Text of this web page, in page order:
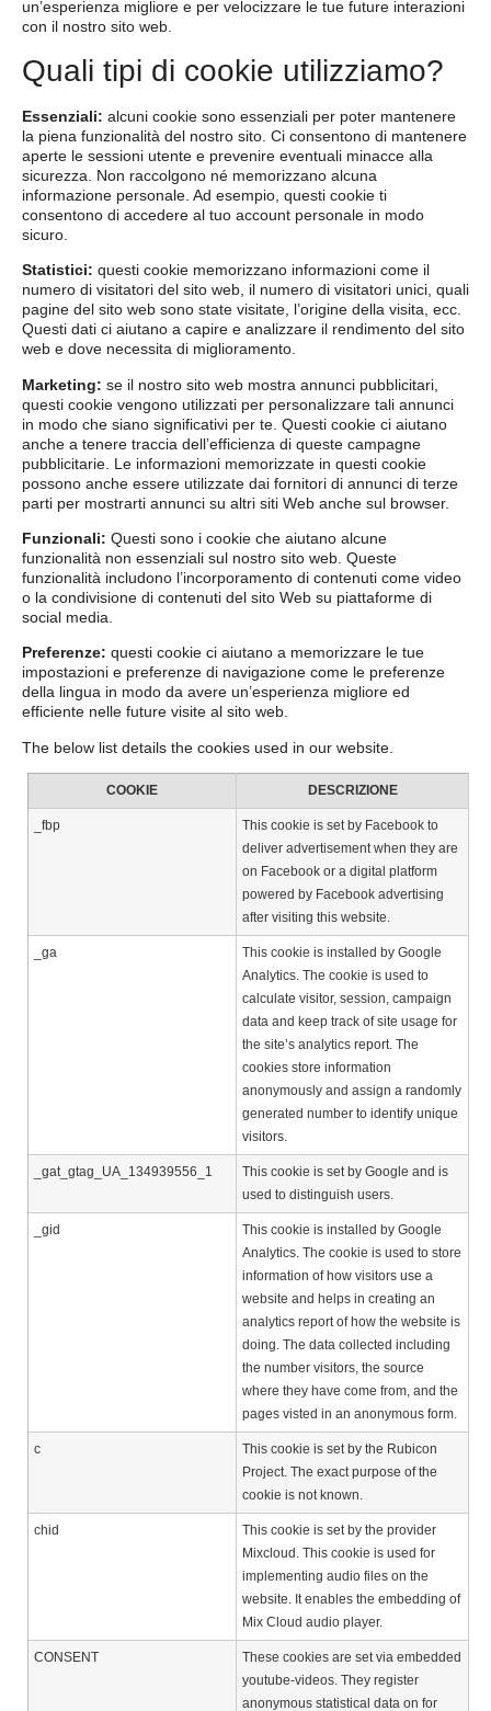
un’esperienza migliore e per velocizzare le tue future interazioni
con il nostro sito web.
Quali tipi di cookie utilizziamo?
Essenziali: alcuni cookie sono essenziali per poter mantenere
la piena funzionalità del nostro sito. Ci consentono di mantenere
aperte le sessioni utente e prevenire eventuali minacce alla
sicurezza. Non raccolgono né memorizzano alcuna
informazione personale. Ad esempio, questi cookie ti
consentono di accedere al tuo account personale in modo
sicuro.
Statistici: questi cookie memorizzano informazioni come il
numero di visitatori del sito web, il numero di visitatori unici, quali
pagine del sito web sono state visitate, l’origine della visita, ecc.
Questi dati ci aiutano a capire e analizzare il rendimento del sito
web e dove necessita di miglioramento.
Marketing: se il nostro sito web mostra annunci pubblicitari,
questi cookie vengono utilizzati per personalizzare tali annunci
in modo che siano significativi per te. Questi cookie ci aiutano
anche a tenere traccia dell’efficienza di queste campagne
pubblicitarie. Le informazioni memorizzate in questi cookie
possono anche essere utilizzate dai fornitori di annunci di terze
parti per mostrarti annunci su altri siti Web anche sul browser.
Funzionali: Questi sono i cookie che aiutano alcune
funzionalità non essenziali sul nostro sito web. Queste
funzionalità includono l’incorporamento di contenuti come video
o la condivisione di contenuti del sito Web su piattaforme di
social media.
Preferenze: questi cookie ci aiutano a memorizzare le tue
impostazioni e preferenze di navigazione come le preferenze
della lingua in modo da avere un’esperienza migliore ed
efficiente nelle future visite al sito web.
The below list details the cookies used in our website.
COOKIE DESCRIZIONE
_fbp
This cookie is set by Facebook to
deliver advertisement when they are
on Facebook or a digital platform
powered by Facebook advertising
after visiting this website.
_ga
This cookie is installed by Google
Analytics. The cookie is used to
calculate visitor, session, campaign
data and keep track of site usage for
the site’s analytics report. The
cookies store information
anonymously and assign a randomly
generated number to identify unique
visitors.
_gat_gtag_UA_134939556_1
This cookie is set by Google and is
used to distinguish users.
_gid
This cookie is installed by Google
Analytics. The cookie is used to store
information of how visitors use a
website and helps in creating an
analytics report of how the website is
doing. The data collected including
the number visitors, the source
where they have come from, and the
pages visted in an anonymous form.
c
This cookie is set by the Rubicon
Project. The exact purpose of the
cookie is not known.
chid
This cookie is set by the provider
Mixcloud. This cookie is used for
implementing audio files on the
website. It enables the embedding of
Mix Cloud audio player.
CONSENT
These cookies are set via embedded
youtube-videos. They register
anonymous statistical data on for